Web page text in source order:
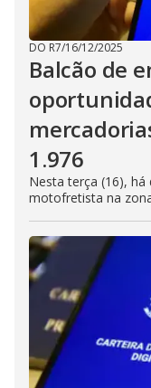
DO R7/16/12/2025
Balcão de
1.976
Nesta terça (16),
motofretista na